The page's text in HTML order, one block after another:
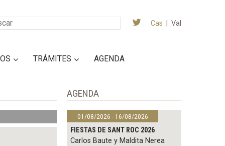
Cas Val
TRÁMITES AGENDA
AGENDA
01/08/2026 - 16/08/2026
FIESTAS DE SANT ROC 2026
Carlos Baute y Maldita Nerea